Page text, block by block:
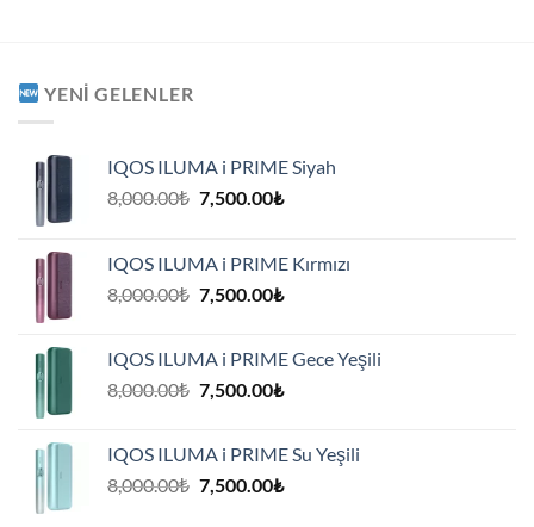
YENI GELENLER
IQOS ILUMA i PRIME Siyah
8,000.00₺ Orijinal
7,500.00₺Şu
7,500.00₺.
IQOS ILUMA i PRIME Kırmızı
8,000.00₺ Orijinal
7,500.00₺Şu
7,500.00₺.
IQOS ILUMA i PRIME Gece Yeşili
8,000.00₺ Orijinal
7,500.00₺Şu
7,500.00₺.
IQOS ILUMA i PRIME Su Yeşili
8,000.00₺ Orijinal
7,500.00₺Şu